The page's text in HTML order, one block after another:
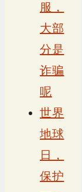
服，
大部
分是
诈骗
呢
世界
地球
日，
保护